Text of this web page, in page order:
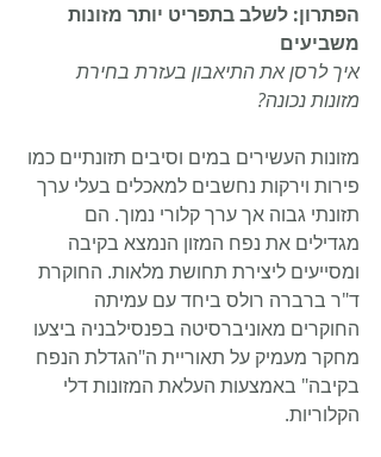
הפתרון: לשלב בתפריט יותר מזונות
משביעים
איך לרסן את התיאבון בעזרת בחירת
מזונות נכונה?
מזונות העשירים במים וסיבים תזונתיים כמו
פירות וירקות נחשבים למאכלים בעלי ערך
תזונתי גבוה אך ערך קלורי נמוך. הם
מגדילים את נפח המזון הנמצא בקיבה
ומסייעים ליצירת תחושת מלאות. החוקרת
ד"ר ברברה רולס ביחד עם עמיתה
החוקרים מאוניברסיטה בפנסילבניה ביצעו
מחקר מעמיק על תאוריית ה"הגדלת הנפח
בקיבה" באמצעות העלאת המזונות דלי
הקלוריות.